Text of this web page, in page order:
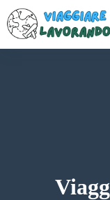
contenuto